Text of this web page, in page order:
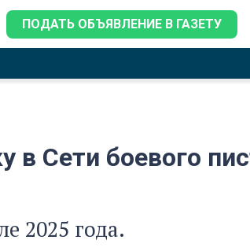
ПОДАТЬ ОБЪЯВЛЕНИЕ В ГАЗЕТУ
в Сети боевого
2025 года.